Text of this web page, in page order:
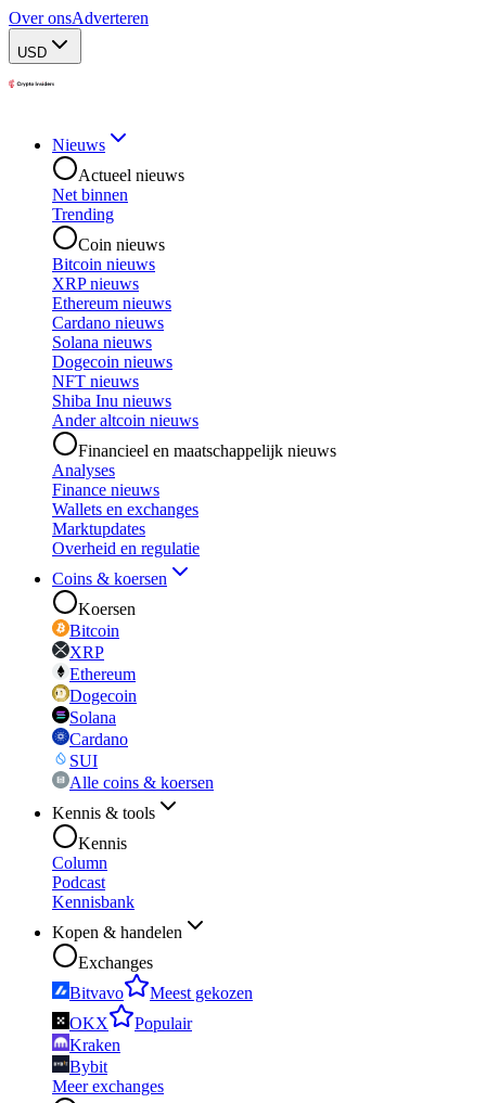
Over onsAdverteren
USD
Nieuws
Actueel nieuws
Net binnen
Trending
Coin nieuws
Bitcoin nieuws
XRP nieuws
Ethereum nieuws
Cardano nieuws
Solana nieuws
Dogecoin nieuws
NFT nieuws
Shiba Inu nieuws
Ander altcoin nieuws
Financieel en maatschappelijk nieuws
Analyses
Finance nieuws
Wallets en exchanges
Marktupdates
Overheid en regulatie
Coins & koersen
Koersen
Bitcoin
XRP
Ethereum
Dogecoin
Solana
Cardano
SUI
Alle coins & koersen
Kennis & tools
Kennis
Column
Podcast
Kennisbank
Kopen & handelen
Exchanges
Bitvavo
Meest gekozen
OKX
Populair
Kraken
Bybit
Meer exchanges